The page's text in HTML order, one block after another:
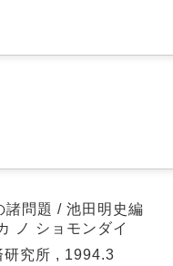
諸問題 / 池田明史編
ノ ショモンダイ
研究所 , 1994.3